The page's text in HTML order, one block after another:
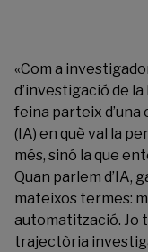
«Com a
d’investigació de la
feina parteix d’una
(IA) en què val la
més, sinó la que
Quan parlem d’IA,
mateixos termes:
automatització. Jo
trajectòria